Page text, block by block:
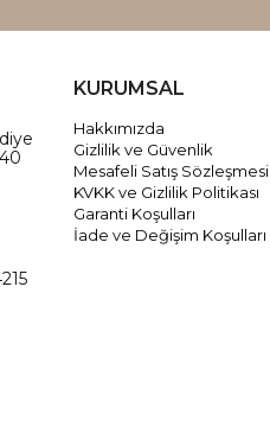
KURUMSAL
Hakkımızda
Gizlilik ve Güvenlik
Mesafeli Satış Sözleşmesi
KVKK ve Gizlilik Politikası
Garanti Koşulları
İade ve Değişim Koşulları